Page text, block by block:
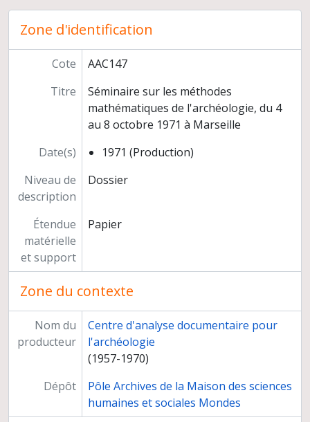
Zone d'identification
Cote
AAC147
Titre
Séminaire sur les méthodes
mathématiques de l'archéologie, du 4
au 8 octobre 1971 à Marseille
Date(s)
1971 (Production)
Niveau de
description
Dossier
Étendue
matérielle
et support
Papier
Zone du contexte
Nom du
producteur
Centre d'analyse documentaire pour
l'archéologie
(1957-1970)
Dépôt
Pôle Archives de la Maison des sciences
humaines et sociales Mondes